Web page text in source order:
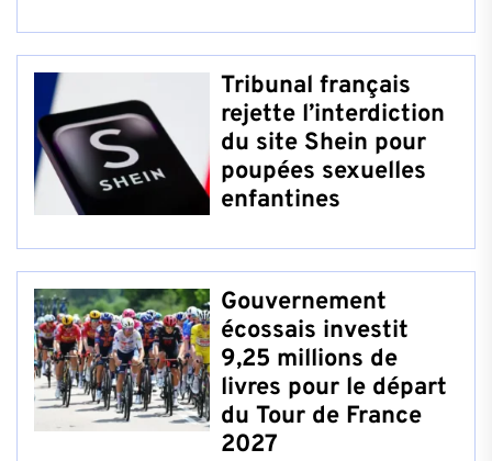
Tribunal français
rejette l’interdiction
du site Shein pour
poupées sexuelles
enfantines
Gouvernement
écossais investit
9,25 millions de
livres pour le départ
du Tour de France
2027